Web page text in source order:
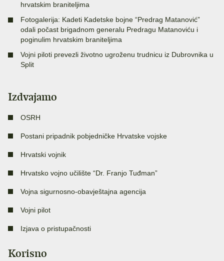
hrvatskim braniteljima
Fotogalerija: Kadeti Kadetske bojne “Predrag Matanović”
odali počast brigadnom generalu Predragu Matanoviću i
poginulim hrvatskim braniteljima
Vojni piloti prevezli životno ugroženu trudnicu iz Dubrovnika u
Split
Izdvajamo
OSRH
Postani pripadnik pobjedničke Hrvatske vojske
Hrvatski vojnik
Hrvatsko vojno učilište “Dr. Franjo Tuđman”
Vojna sigurnosno-obavještajna agencija
Vojni pilot
Izjava o pristupačnosti
Korisno